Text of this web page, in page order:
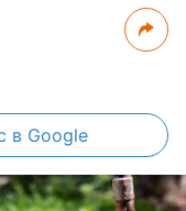
в Google